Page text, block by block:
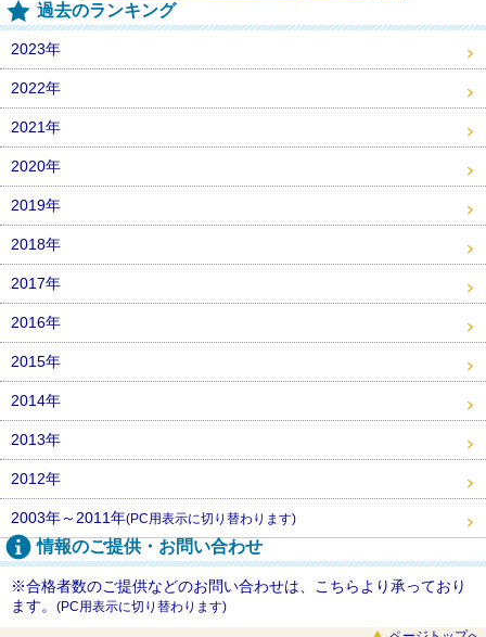
過去のランキング
2023年
2022年
2021年
2020年
2019年
2018年
2017年
2016年
2015年
2014年
2013年
2012年
2003年～2011年(PC用表示に切り替わります)
情報のご提供・お問い合わせ
※合格者数のご提供などのお問い合わせは、こちらより承っており
ます。 (PC用表示に切り替わります)